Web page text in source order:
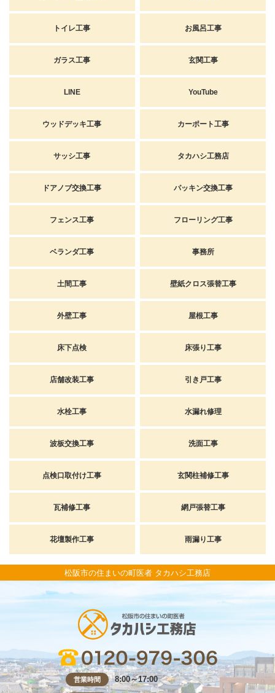
トイレ工事 お風呂工事
ガラス工事 玄関工事
LINE YouTube
ウッドデッキ工事 カーポート工事
サッシ工事 タカハシ工務店
ドアノブ交換工事 パッキン交換工事
フェンス工事 フローリング工事
ベランダ工事 事務所
土間工事 壁紙クロス張替工事
外壁工事 屋根工事
床下点検 床張り工事
店舗改装工事 引き戸工事
水栓工事 水漏れ修理
波板交換工事 洗面工事
点検口取付け工事 玄関柱補修工事
瓦補修工事 網戸張替工事
花壇製作工事 雨漏り工事
松阪市の住まいの町医者 タカハシ工務店
営業時間 8:00～17:00